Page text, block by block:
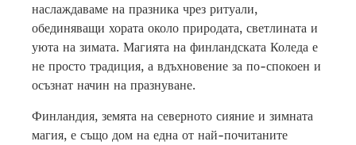
наслаждаваме на празника чрез ритуали,
обединяващи хората около природата, светлината и
уюта на зимата. Магията на финландската Коледа е
не просто традиция, а вдъхновение за по-спокоен и
осъзнат начин на празнуване.
Финландия, земята на северното сияние и зимната
магия, е също дом на една от най-почитаните